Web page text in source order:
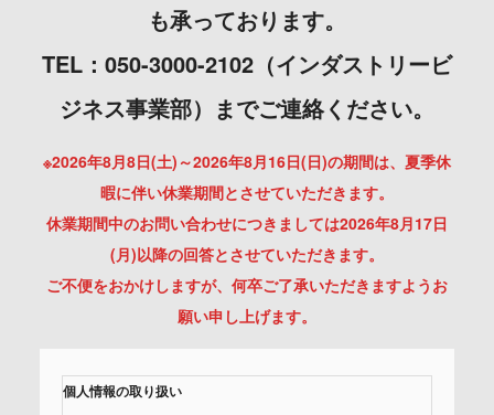
も承っております。
TEL：050-3000-2102（インダストリービ
ジネス事業部）までご連絡ください。
※2026年8月8日(土)～2026年8月16日(日)の期間は、夏季休
暇に伴い休業期間とさせていただきます。
休業期間中のお問い合わせにつきましては2026年8月17日
(月)以降の回答とさせていただきます。
ご不便をおかけしますが、何卒ご了承いただきますようお
願い申し上げます。
個人情報の取り扱い